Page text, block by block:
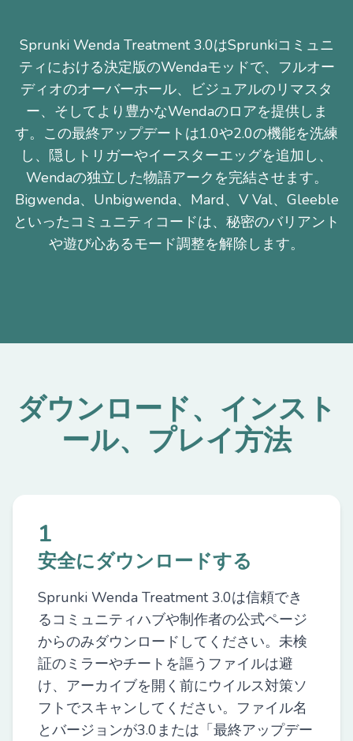
Sprunki Wenda Treatment 3.0はSprunkiコミュニ
ティにおける決定版のWendaモッドで、フルオー
ディオのオーバーホール、ビジュアルのリマスタ
ー、そしてより豊かなWendaのロアを提供しま
す。この最終アップデートは1.0や2.0の機能を洗練
し、隠しトリガーやイースターエッグを追加し、
Wendaの独立した物語アークを完結させます。
Bigwenda、Unbigwenda、Mard、V Val、Gleeble
といったコミュニティコードは、秘密のバリアント
や遊び心あるモード調整を解除します。
ダウンロード、インスト
ール、プレイ方法
1
安全にダウンロードする
Sprunki Wenda Treatment 3.0は信頼でき
るコミュニティハブや制作者の公式ページ
からのみダウンロードしてください。未検
証のミラーやチートを謳うファイルは避
け、アーカイブを開く前にウイルス対策ソ
フトでスキャンしてください。ファイル名
とバージョンが3.0または「最終アップデー